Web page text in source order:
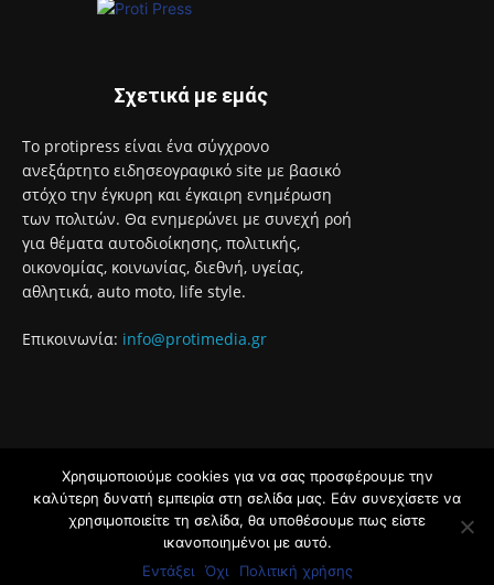
Σχετικά με εμάς
Το protipress είναι ένα σύγχρονο
ανεξάρτητο ειδησεογραφικό site με βασικό
στόχο την έγκυρη και έγκαιρη ενημέρωση
των πολιτών. Θα ενημερώνει με συνεχή ροή
για θέματα αυτοδιοίκησης, πολιτικής,
οικονομίας, κοινωνίας, διεθνή, υγείας,
αθλητικά, auto moto, life style.
Επικοινωνία: info@protimedia.gr
© Developed by
Πολιτική Απορρήτου
Επικοινωνία
Χρησιμοποιούμε cookies για να σας προσφέρουμε την
καλύτερη δυνατή εμπειρία στη σελίδα μας. Εάν συνεχίσετε να
χρησιμοποιείτε τη σελίδα, θα υποθέσουμε πως είστε
ικανοποιημένοι με αυτό.
Εντάξει
Όχι Πολιτική χρήσης